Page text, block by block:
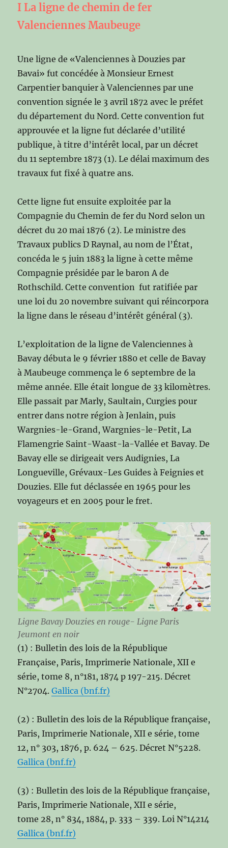
I La ligne de chemin de fer
Valenciennes Maubeuge
Une ligne de «Valenciennes à Douzies par
Bavai» fut concédée à Monsieur Ernest
Carpentier banquier à Valenciennes par une
convention signée le 3 avril 1872 avec le préfet
du département du Nord. Cette convention fut
approuvée et la ligne fut déclarée d’utilité
publique, à titre d’intérêt local, par un décret
du 11 septembre 1873 (1). Le délai maximum des
travaux fut fixé à quatre ans.
Cette ligne fut ensuite exploitée par la
Compagnie du Chemin de fer du Nord selon un
décret du 20 mai 1876 (2). Le ministre des
Travaux publics D Raynal, au nom de l’État,
concéda le 5 juin 1883 la ligne à cette même
Compagnie présidée par le baron A de
Rothschild. Cette convention fut ratifiée par
une loi du 20 novembre suivant qui réincorpora
la ligne dans le réseau d’intérêt général (3).
L’exploitation de la ligne de Valenciennes à
Bavay débuta le 9 février 1880 et celle de Bavay
à Maubeuge commença le 6 septembre de la
même année. Elle était longue de 33 kilomètres.
Elle passait par Marly, Saultain, Curgies pour
entrer dans notre région à Jenlain, puis
Wargnies-le-Grand, Wargnies-le-Petit, La
Flamengrie Saint-Waast-la-Vallée et Bavay. De
Bavay elle se dirigeait vers Audignies, La
Longueville, Grévaux-Les Guides à Feignies et
Douzies. Elle fut déclassée en 1965 pour les
voyageurs et en 2005 pour le fret.
Ligne Bavay Douzies en rouge- Ligne Paris
Jeumont en noir
(1) : Bulletin des lois de la République
Française, Paris, Imprimerie Nationale, XII e
série, tome 8, n°181, 1874 p 197-215. Décret
N°2704.Gallica (bnf.fr)
(2) : Bulletin des lois de la République française,
Paris, Imprimerie Nationale, XII e série, tome
12, n° 303,‎ 1876, p. 624 – 625. Décret N°5228.
Gallica (bnf.fr)
(3) : Bulletin des lois de la République française,
Paris, Imprimerie Nationale, XII e série,
tome 28, n° 834,‎ 1884, p. 333 – 339. Loi N°14214
Gallica (bnf.fr)